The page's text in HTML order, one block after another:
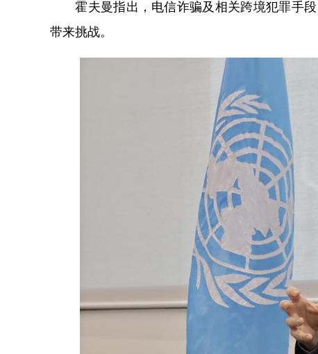
霍夫曼指出，电信诈骗及相关跨境犯罪手段
带来挑战。